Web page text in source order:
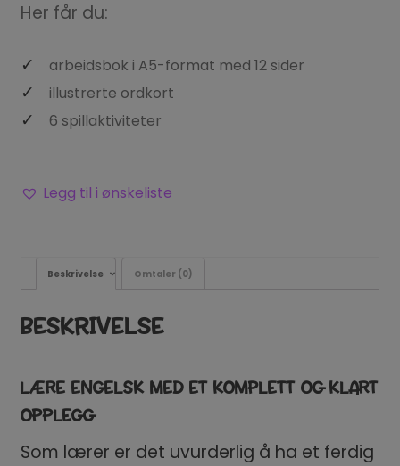
Her får du:
arbeidsbok i A5-format med 12 sider
illustrerte ordkort
6 spillaktiviteter
Legg til i ønskeliste
Beskrivelse Omtaler (0)
BESKRIVELSE
LÆRE ENGELSK MED ET KOMPLETT OG KLART
OPPLEGG
Som lærer er det uvurderlig å ha et ferdig